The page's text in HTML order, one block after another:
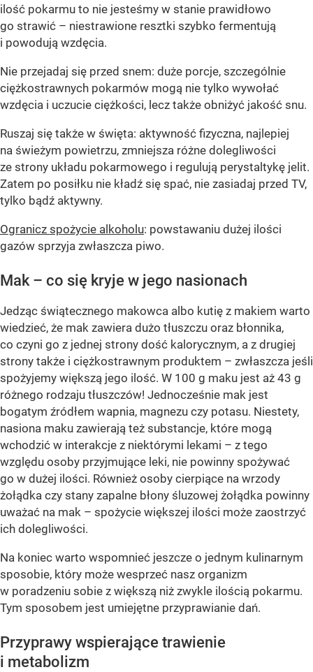
ilość pokarmu to nie jesteśmy w stanie prawidłowo
go strawić – niestrawione resztki szybko fermentują
i powodują wzdęcia.
Nie przejadaj się przed snem: duże porcje, szczególnie
ciężkostrawnych pokarmów mogą nie tylko wywołać
wzdęcia i uczucie ciężkości, lecz także obniżyć jakość snu.
Ruszaj się także w święta: aktywność fizyczna, najlepiej
na świeżym powietrzu, zmniejsza różne dolegliwości
ze strony układu pokarmowego i regulują perystaltykę jelit.
Zatem po posiłku nie kładź się spać, nie zasiadaj przed TV,
tylko bądź aktywny.
Ogranicz spożycie alkoholu: powstawaniu dużej ilości
gazów sprzyja zwłaszcza piwo.
Mak – co się kryje w jego nasionach
Jedząc świątecznego makowca albo kutię z makiem warto
wiedzieć, że mak zawiera dużo tłuszczu oraz błonnika,
co czyni go z jednej strony dość kalorycznym, a z drugiej
strony także i ciężkostrawnym produktem – zwłaszcza jeśli
spożyjemy większą jego ilość. W 100 g maku jest aż 43 g
różnego rodzaju tłuszczów! Jednocześnie mak jest
bogatym źródłem wapnia, magnezu czy potasu. Niestety,
nasiona maku zawierają też substancje, które mogą
wchodzić w interakcje z niektórymi lekami – z tego
względu osoby przyjmujące leki, nie powinny spożywać
go w dużej ilości. Również osoby cierpiące na wrzody
żołądka czy stany zapalne błony śluzowej żołądka powinny
uważać na mak – spożycie większej ilości może zaostrzyć
ich dolegliwości.
Na koniec warto wspomnieć jeszcze o jednym kulinarnym
sposobie, który może wesprzeć nasz organizm
w poradzeniu sobie z większą niż zwykle ilością pokarmu.
Tym sposobem jest umiejętne przyprawianie dań.
Przyprawy wspierające trawienie
i metabolizm